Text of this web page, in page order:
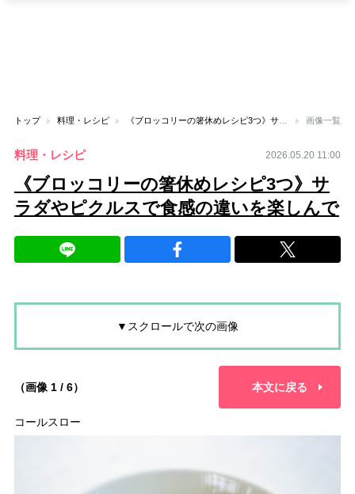
トップ 料理・レシピ 《ブロッコリーの箸休めレシピ3つ》サラダやピクルスで食感の違いを楽しんで 画像一覧
料理・レシピ 2026.05.20 11:00
《ブロッコリーの箸休めレシピ3つ》サ
ラダやピクルスで食感の違いを楽しんで
▼スクロールで次の画像
（画像 1 / 6） 本文に戻る
コールスロー